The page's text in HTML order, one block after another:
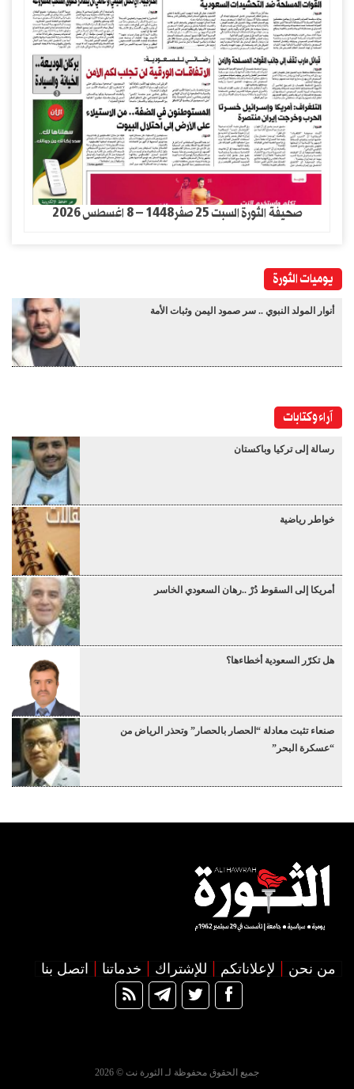
صحيفة الثورة السبت 25 صفر1448 – 8 اغسطس 2026
يوميات الثورة
أنوار المولد النبوي .. سر صمود اليمن وثبات الأمة
آراء وكتابات
رسالة إلى تركيا وباكستان
خواطر رياضية
أمريكا إلى السقوط دُرْ ..رهان السعودي الخاسر
هل تكرّر السعودية أخطاءها؟
صنعاء تثبت معادلة “الحصار بالحصار” وتحذر الرياض من
“عسكرة البحر”
من نحن لإعلاناتكم للإشتراك خدماتنا اتصل بنا
جميع الحقوق محفوظة لـ الثورة نت © 2026